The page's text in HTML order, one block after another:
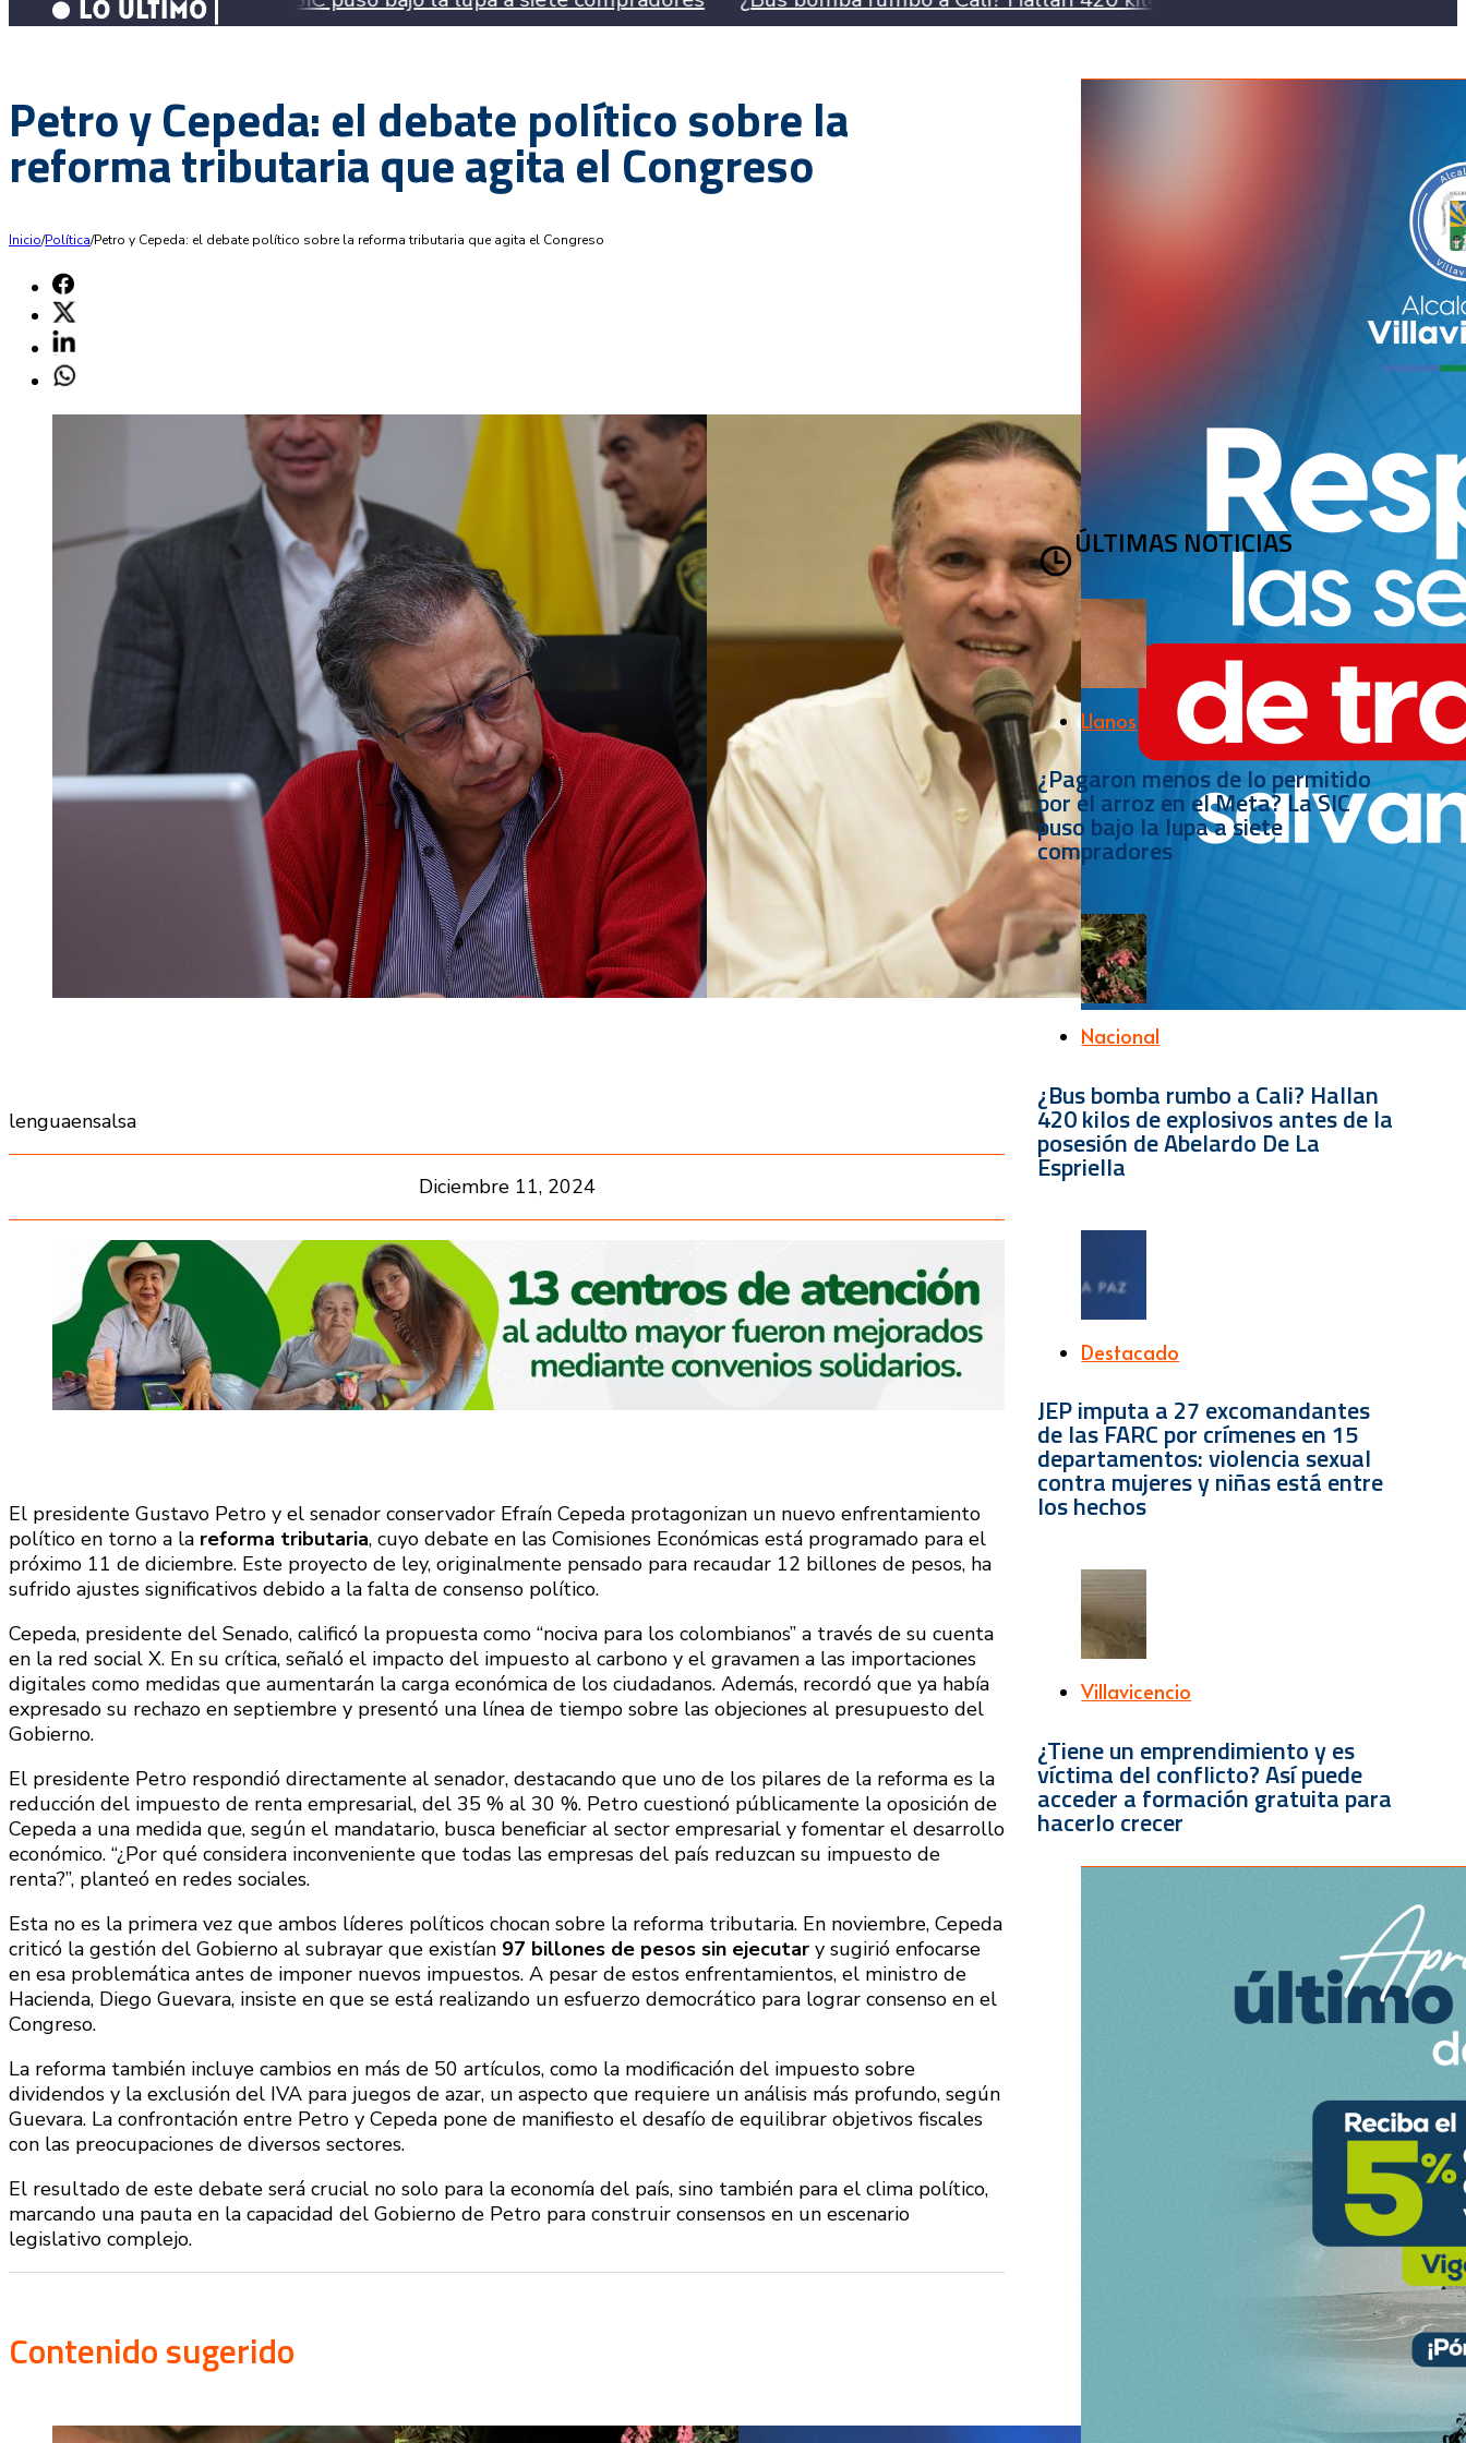
Petro y Cepeda: el debate político sobre la
reforma tributaria que agita el Congreso
Inicio/Política/Petro y Cepeda: el debate político sobre la reforma tributaria que agita el Congreso
lenguaensalsa
Diciembre 11, 2024
El presidente Gustavo Petro y el senador conservador Efraín Cepeda protagonizan un nuevo enfrentamiento
político en torno a la reforma tributaria, cuyo debate en las Comisiones Económicas está programado para el
próximo 11 de diciembre. Este proyecto de ley, originalmente pensado para recaudar 12 billones de pesos, ha
sufrido ajustes significativos debido a la falta de consenso político.
Cepeda, presidente del Senado, calificó la propuesta como “nociva para los colombianos” a través de su cuenta
en la red social X. En su crítica, señaló el impacto del impuesto al carbono y el gravamen a las importaciones
digitales como medidas que aumentarán la carga económica de los ciudadanos. Además, recordó que ya había
expresado su rechazo en septiembre y presentó una línea de tiempo sobre las objeciones al presupuesto del
Gobierno.
El presidente Petro respondió directamente al senador, destacando que uno de los pilares de la reforma es la
reducción del impuesto de renta empresarial, del 35 % al 30 %. Petro cuestionó públicamente la oposición de
Cepeda a una medida que, según el mandatario, busca beneficiar al sector empresarial y fomentar el desarrollo
económico. “¿Por qué considera inconveniente que todas las empresas del país reduzcan su impuesto de
renta?”, planteó en redes sociales.
Esta no es la primera vez que ambos líderes políticos chocan sobre la reforma tributaria. En noviembre, Cepeda
criticó la gestión del Gobierno al subrayar que existían 97 billones de pesos sin ejecutar y sugirió enfocarse
en esa problemática antes de imponer nuevos impuestos. A pesar de estos enfrentamientos, el ministro de
Hacienda, Diego Guevara, insiste en que se está realizando un esfuerzo democrático para lograr consenso en el
Congreso.
La reforma también incluye cambios en más de 50 artículos, como la modificación del impuesto sobre
dividendos y la exclusión del IVA para juegos de azar, un aspecto que requiere un análisis más profundo, según
Guevara. La confrontación entre Petro y Cepeda pone de manifiesto el desafío de equilibrar objetivos fiscales
con las preocupaciones de diversos sectores.
El resultado de este debate será crucial no solo para la economía del país, sino también para el clima político,
marcando una pauta en la capacidad del Gobierno de Petro para construir consensos en un escenario
legislativo complejo.
Contenido sugerido
ÚLTIMAS NOTICIAS
Llanos
¿Pagaron menos de lo permitido
por el arroz en el Meta? La SIC
puso bajo la lupa a siete
compradores
Nacional
¿Bus bomba rumbo a Cali? Hallan
420 kilos de explosivos antes de la
posesión de Abelardo De La
Espriella
Destacado
JEP imputa a 27 excomandantes
de las FARC por crímenes en 15
departamentos: violencia sexual
contra mujeres y niñas está entre
los hechos
Villavicencio
¿Tiene un emprendimiento y es
víctima del conflicto? Así puede
acceder a formación gratuita para
hacerlo crecer